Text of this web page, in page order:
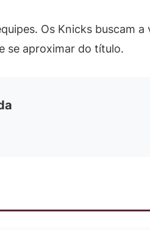
Os Knicks buscam
se aproximar do título.